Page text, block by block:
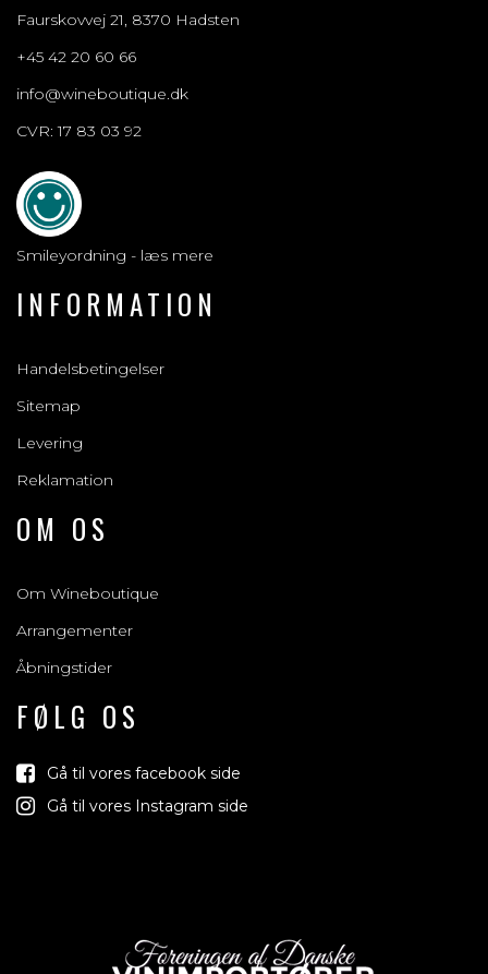
Faurskovvej 21, 8370 Hadsten
+45 42 20 60 66
info@wineboutique.dk
CVR: 17 83 03 92
Smileyordning - læs mere
INFORMATION
Handelsbetingelser
Sitemap
Levering
Reklamation
OM OS
Om Wineboutique
Arrangementer
Åbningstider
FØLG OS
Gå til vores facebook side
Gå til vores Instagram side